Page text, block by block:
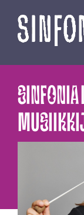
sisältöön
SINFONIA